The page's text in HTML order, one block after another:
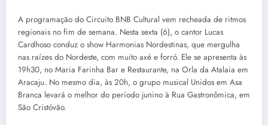
A programação do Circuito BNB Cultural vem recheada de ritmos
regionais no fim de semana. Nesta sexta (6), o cantor Lucas
Cardhoso conduz o show Harmonias Nordestinas, que mergulha
nas raízes do Nordeste, com muito axé e forró. Ele se apresenta às
19h30, no Maria Farinha Bar e Restaurante, na Orla da Atalaia em
Aracaju. No mesmo dia, às 20h, o grupo musical Unidos em Asa
Branca levará o melhor do período junino à Rua Gastronômica, em
São Cristóvão.